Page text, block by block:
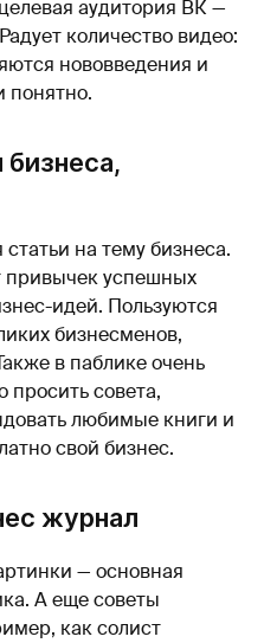
аудитория ВК —
количество видео:
нововведения и
понятно.
на тему бизнеса.
привычек успешных
идей. Пользуются
бизнесменов,
в паблике очень
совета,
любимые книги и
свой бизнес.
журнал
— основная
А еще советы
как солист